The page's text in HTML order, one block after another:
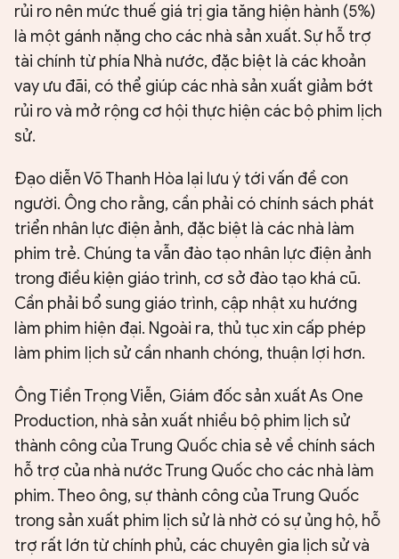
rủi ro nên mức thuế giá trị gia tăng hiện hành (5%)
là một gánh nặng cho các nhà sản xuất. Sự hỗ trợ
tài chính từ phía Nhà nước, đặc biệt là các khoản
vay ưu đãi, có thể giúp các nhà sản xuất giảm bớt
rủi ro và mở rộng cơ hội thực hiện các bộ phim lịch
sử.
Đạo diễn Võ Thanh Hòa lại lưu ý tới vấn đề con
người. Ông cho rằng, cần phải có chính sách phát
triển nhân lực điện ảnh, đặc biệt là các nhà làm
phim trẻ. Chúng ta vẫn đào tạo nhân lực điện ảnh
trong điều kiện giáo trình, cơ sở đào tạo khá cũ.
Cần phải bổ sung giáo trình, cập nhật xu hướng
làm phim hiện đại. Ngoài ra, thủ tục xin cấp phép
làm phim lịch sử cần nhanh chóng, thuận lợi hơn.
Ông Tiền Trọng Viễn, Giám đốc sản xuất As One
Production, nhà sản xuất nhiều bộ phim lịch sử
thành công của Trung Quốc chia sẻ về chính sách
hỗ trợ của nhà nước Trung Quốc cho các nhà làm
phim. Theo ông, sự thành công của Trung Quốc
trong sản xuất phim lịch sử là nhờ có sự ủng hộ, hỗ
trợ rất lớn từ chính phủ, các chuyên gia lịch sử và